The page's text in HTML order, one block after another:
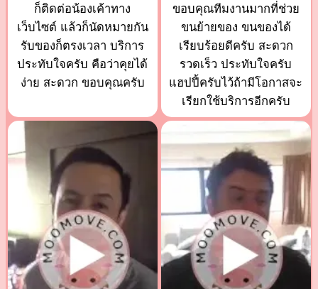
ก็ติดต่อน้องเค้าทาง
เว็บไซต์ แล้วก็นัดหมายกัน
รับของก็ตรงเวลา บริการ
ประทับใจครับ คือว่าคุยได้
ง่าย สะดวก ขอบคุณครับ
ขอบคุณทีมงานมากที่ช่วย
ขนย้ายของ ขนของได้
เรียบร้อยดีครับ สะดวก
รวดเร็ว ประทับใจครับ
แฮปปี้ครับไว้ถ้ามีโอกาสจะ
เรียกใช้บริการอีกครับ